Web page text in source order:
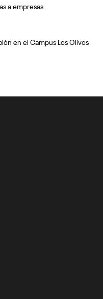
a empresas
en el Campus Los Olivos